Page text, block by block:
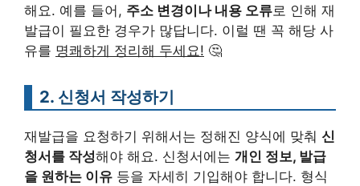
해요. 예를 들어, 주소 변경이나 내용 오류로 인해 재
발급이 필요한 경우가 많답니다. 이럴 땐 꼭 해당 사
유를 명쾌하게 정리해 두세요! 🤔
2. 신청서 작성하기
재발급을 요청하기 위해서는 정해진 양식에 맞춰 신
청서를 작성해야 해요. 신청서에는 개인 정보, 발급
을 원하는 이유 등을 자세히 기입해야 합니다. 형식